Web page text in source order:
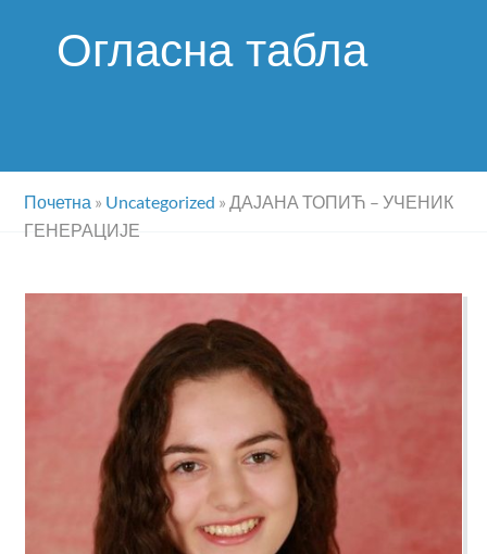
Огласна табла
Почетна » Uncategorized »ДАЈАНА ТОПИЋ – УЧЕНИК
ГЕНЕРАЦИЈЕ